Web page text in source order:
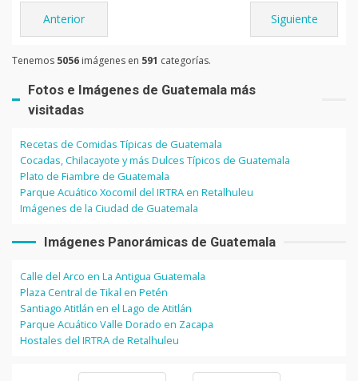
Anterior Siguiente
Tenemos 5056 imágenes en 591 categorías.
Fotos e Imágenes de Guatemala más
visitadas
Recetas de Comidas Típicas de Guatemala
Cocadas, Chilacayote y más Dulces Típicos de Guatemala
Plato de Fiambre de Guatemala
Parque Acuático Xocomil del IRTRA en Retalhuleu
Imágenes de la Ciudad de Guatemala
Imágenes Panorámicas de Guatemala
Calle del Arco en La Antigua Guatemala
Plaza Central de Tikal en Petén
Santiago Atitlán en el Lago de Atitlán
Parque Acuático Valle Dorado en Zacapa
Hostales del IRTRA de Retalhuleu